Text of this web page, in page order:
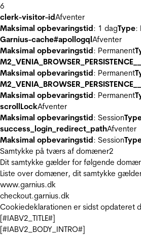
6
clerk-visitor-idAfventer
Maksimal opbevaringstid: 1 dagType:
Garnius-cache#apollogqlAfventer
Maksimal opbevaringstid: Permanent
Maksimal opbevaringstid: Permanent
Maksimal opbevaringstid: Permanent
scrollLockAfventer
Maksimal opbevaringstid: Session
success_login_redirect_pathAfventer
Maksimal opbevaringstid: Session
Samtykke på tværs af domæner2
Dit samtykke gælder for følgende
Liste over domæner, dit samtykke
www.garnius.dk
checkout.garnius.dk
Cookiedeklarationen er sidst opdateret
[#IABV2_TITLE#]
[#IABV2_BODY_INTRO#]